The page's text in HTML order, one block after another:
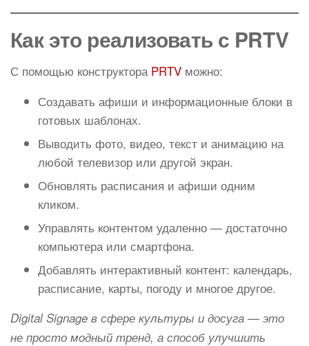
Как это реализовать с PRTV
С помощью конструктора PRTV можно:
Создавать афиши и информационные блоки в
готовых шаблонах.
Выводить фото, видео, текст и анимацию на
любой телевизор или другой экран.
Обновлять расписания и афиши одним
кликом.
Управлять контентом удаленно — достаточно
компьютера или смартфона.
Добавлять интерактивный контент: календарь,
расписание, карты, погоду и многое другое.
Digital Signage в сфере культуры и досуга — это
не просто модный тренд, а способ улучшить